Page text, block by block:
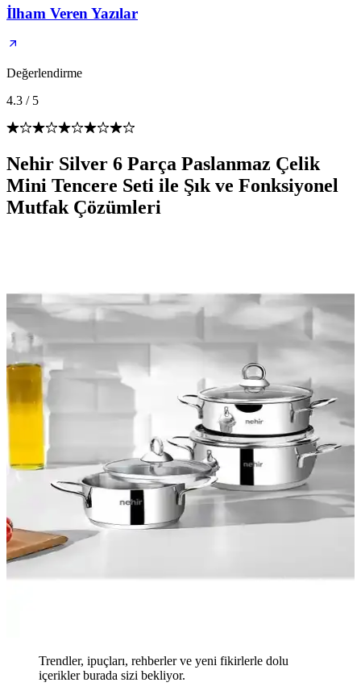
İlham Veren Yazılar
Değerlendirme
4.3 / 5
Nehir Silver 6 Parça Paslanmaz Çelik
Mini Tencere Seti ile Şık ve Fonksiyonel
Mutfak Çözümleri
Trendler, ipuçları, rehberler ve yeni fikirlerle dolu
içerikler burada sizi bekliyor.